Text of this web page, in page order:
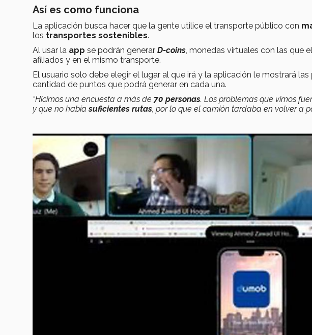
Así es como funciona
La aplicación busca hacer que la gente utilice el transporte público con
los transportes sostenibles.
Al usar la app se podrán generar D-coins, monedas virtuales con las que
afiliados y en el mismo transporte.
El usuario solo debe elegir el lugar al que irá y la aplicación le mostrará las
cantidad de puntos que podrá generar en cada una.
“Hicimos una encuesta a más de 70 personas. Los problemas que vimos
y que no habíasuficientes rutas, por lo que el camión tardaba en volver a